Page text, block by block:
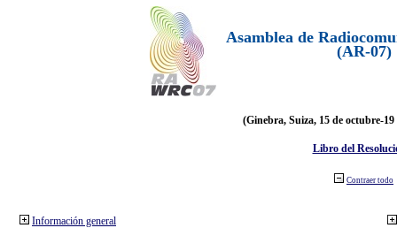
Asamblea de
(AR-07)
(Ginebra, Suiza, 15 de octubre-19
Libro del
Contraer todo
Información general